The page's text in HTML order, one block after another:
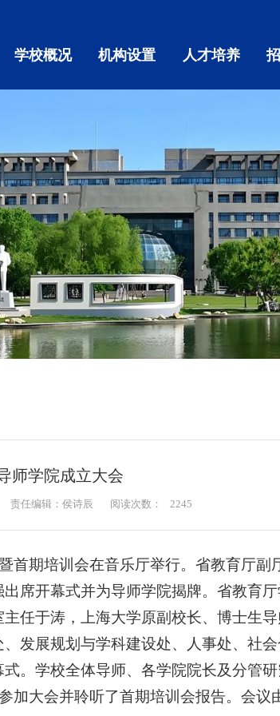
学校概况 机构设置 人才培养
师学院成立大会
责任编辑：侯诗辰 阅读次数： 2245
首期培训会在音乐厅举行。省教育厅副
席开幕式并为导师学院揭牌。省教育厅
任于涛，上海大学原副校长、博士生
发展规划与学科建设处、
人事处、社
。学校全体导师、各学院院长及分管研
加大会并聆听了首期培训会报告。会议